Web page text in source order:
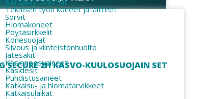
Teknisen työn koneet ja laitteet
Sorvit
Hiomakoneet
Pöytäsirkkelit
Konesuojat
Siivous ja kiinteistönhuolto
Jätesäkit
Käsienpesuaineet
Käsidesit
Puhdistusaineet
Katkaisu- ja hiomatarvikkeet
Katkaisulaikat